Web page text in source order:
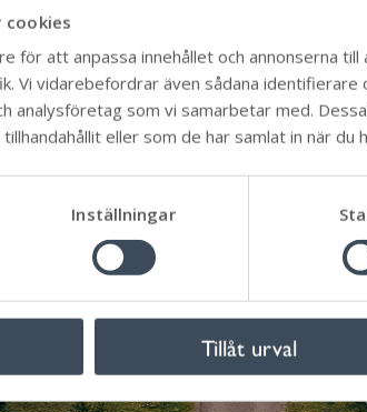
cookies
för att anpassa innehållet och annonserna till
Vi vidarebefordrar även sådana identifierare
analysföretag som vi samarbetar med.
eller som de har samlat in när du
Inställningar
Tillåt urval